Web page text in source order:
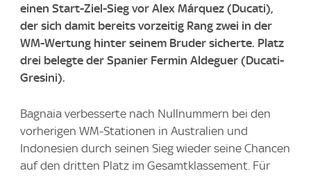
einen Start-Ziel-Sieg vor Alex Márquez (Ducati),
der sich damit bereits vorzeitig Rang zwei in der
WM-Wertung hinter seinem Bruder sicherte. Platz
drei belegte der Spanier Fermin Aldeguer (Ducati-
Gresini).
Bagnaia verbesserte nach Nullnummern bei den
vorherigen WM-Stationen in Australien und
Indonesien durch seinen Sieg wieder seine Chancen
auf den dritten Platz im Gesamtklassement. Für